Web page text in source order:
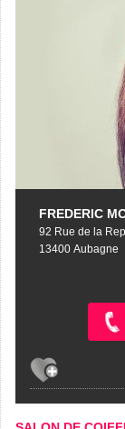
FREDERIC
92 Rue de la
13400 Aubagne